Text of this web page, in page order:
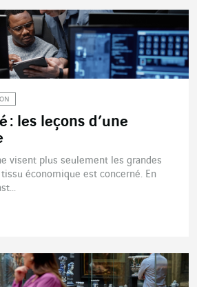
: les leçons d’une
visent plus seulement les grandes
économique est concerné. En